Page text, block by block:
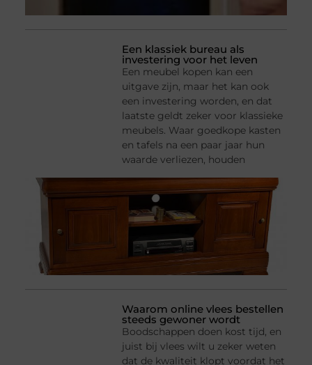
Een klassiek bureau als
investering voor het leven
Een meubel kopen kan een
uitgave zijn, maar het kan ook
een investering worden, en dat
laatste geldt zeker voor klassieke
meubels. Waar goedkope kasten
en tafels na een paar jaar hun
waarde verliezen, houden
Waarom online vlees bestellen
steeds gewoner wordt
Boodschappen doen kost tijd, en
juist bij vlees wilt u zeker weten
dat de kwaliteit klopt voordat het